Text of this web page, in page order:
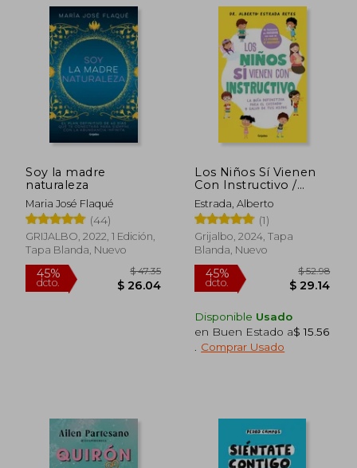
45%
dcto. $ 19.96
40%
dcto.
Soy la madre
naturaleza
Maria José Flaqué
(44)
GRIJALBO, 2022, 1 Edición,
Tapa Blanda, Nuevo
Los Niños Sí Vienen
Con Instructivo /
Children Do Come
with Instructions
Estrada, Alberto
(1)
Grijalbo, 2024, Tapa
Blanda, Nuevo
Disponible Usado
en Buen Estado a$ 15.56
Comprar Usado